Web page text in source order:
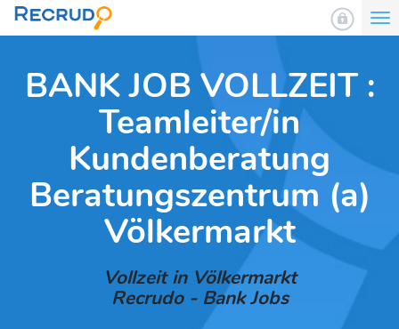
BANK JOB VOLLZEIT :
Teamleiter/in
Kundenberatung
Beratungszentrum (a)
Völkermarkt
Vollzeit in Völkermarkt
Recrudo - Bank Jobs